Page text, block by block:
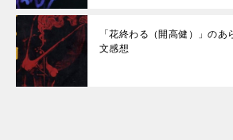
「花終わる（開高健）」の
文感想